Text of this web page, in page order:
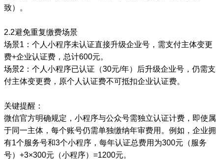
致）。
2.2避免重复缴费场景
场景1：个人小程序未认证直接升级企业号，需支付主体变更
费+企业认证费，总计600元。
场景2：个人小程序已认证（30元/年）后升级企业号，仍需支
付主体变更费，原个人认证费不可抵扣企业认证费。
关键提醒：
微信官方明确规定，小程序与公众号需独立认证计费，即使属
于同一主体，每个账号仍需单独缴纳年审费用。例如，企业拥
有1个服务号和3个小程序，每年认证总费用为300元（服务
号）+3×300元（小程序）=1200元。